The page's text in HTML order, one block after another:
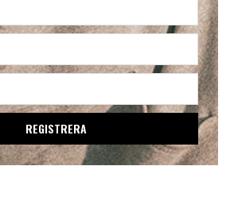
REGISTRERA